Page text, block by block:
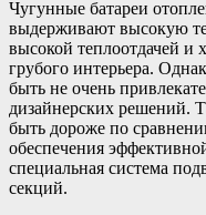
Чугунные батареи
выдерживают высокую
высокой теплоотдачей и
грубого интерьера.
быть не очень
дизайнерских решений.
быть дороже по
обеспечения
специальная система
секций.